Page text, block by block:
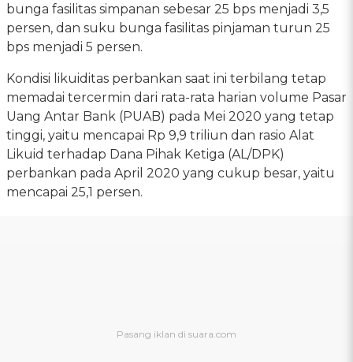
bunga fasilitas simpanan sebesar 25 bps menjadi 3,5
persen, dan suku bunga fasilitas pinjaman turun 25
bps menjadi 5 persen.
Kondisi likuiditas perbankan saat ini terbilang tetap
memadai tercermin dari rata-rata harian volume Pasar
Uang Antar Bank (PUAB) pada Mei 2020 yang tetap
tinggi, yaitu mencapai Rp 9,9 triliun dan rasio Alat
Likuid terhadap Dana Pihak Ketiga (AL/DPK)
perbankan pada April 2020 yang cukup besar, yaitu
mencapai 25,1 persen.